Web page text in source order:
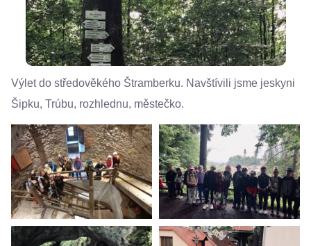
Výlet do středověkého Štramberku. Navštívili jsme jeskyni
Šipku, Trúbu, rozhlednu, městečko.